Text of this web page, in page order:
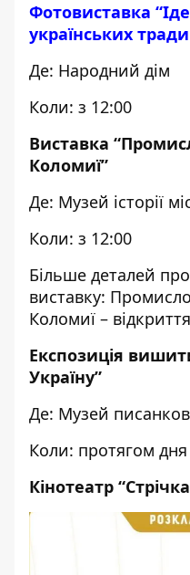
Фотовиставка
українських
Де: Народний дім
Коли: з 12:00
Виставка
Коломиї”
Де: Музей історії
Коли: з 12:00
Більше деталей про
виставку:
Коломиї –
Експозиція
Україну”
Де: Музей
Коли: протягом дня
Кінотеатр